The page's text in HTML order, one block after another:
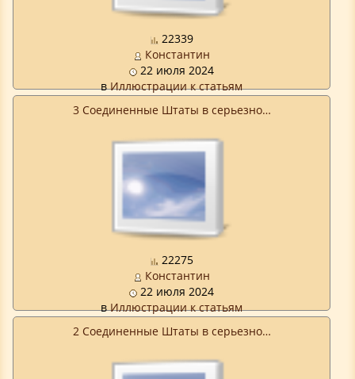
22339
Константин
22 июля 2024
вИллюстрации к статьям
3 Соединенные Штаты в серьезно…
22275
Константин
22 июля 2024
вИллюстрации к статьям
2 Соединенные Штаты в серьезно…